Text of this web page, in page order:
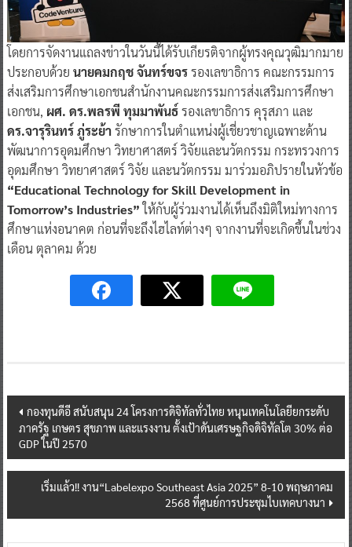
โดยการจัดงานแถลงข่าวในวันนี้ได้รับเกียรติจากผู้ทรงคุณวุฒิมากมาย
ประกอบด้วย นายคมกฤช จันทร์ขจรรองเลขาธิการ คณะกรรมการ
ส่งเสริมการศึกษาเอกชนสำนักงานคณะกรรมการส่งเสริมการศึกษา
เอกชน, ผศ. ดร.พลรพี ทุมมาพันธ์รองเลขาธิการ คุรุสภา และ
ดร.จารุรินทร์ ภู่ระย้ารักษาการในตำแหน่งผู้เชี่ยวชาญเฉพาะด้าน
พัฒนาการอุดมศึกษา วิทยาศาสตร์ วิจัยและนวัตกรรม กระทรวงการ
อุดมศึกษา วิทยาศาสตร์ วิจัย และนวัตกรรม มาร่วมอภิปรายในหัวข้อ
“Educational Technology for Skill Development in
Tomorrow’s Industries”ให้กับผู้ร่วมงานได้เห็นถึงมิติใหม่ทางการ
ศึกษาแห่งอนาคต ก่อนที่จะถึงไฮไลท์ต่างๆ จากงานที่จะเกิดขึ้นในช่วง
เดือน ตุลาคม ด้วย
Post
navigation
กองทุนดีอี สนับสนุน 24 โครงการดิจิทัลทั่วไทย หนุนเทคโนโลยียกระดับ
ภาครัฐ เกษตร สุขภาพ และแรงงาน ตั้งเป้าดันเศรษฐกิจดิจิทัลโต 30% ต่อ
GDP ในปี 2570
เริ่มแล้ว!! งาน“Labelexpo Southeast Asia 2025” 8-10 พฤษภาคม
2568 ที่ศูนย์การประชุมไบเทคบางนา